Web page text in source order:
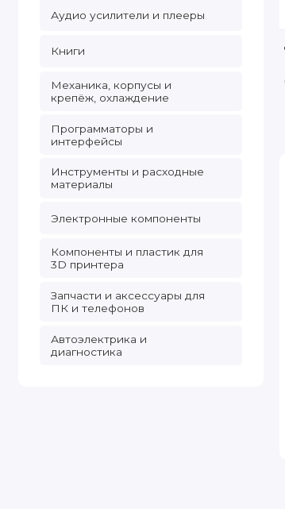
Аудио усилители и плееры
Книги
Механика, корпусы и
крепёж, охлаждение
Программаторы и
интерфейсы
Инструменты и расходные
материалы
Электронные компоненты
Компоненты и пластик для
3D принтера
Запчасти и аксессуары для
ПК и телефонов
Автоэлектрика и
диагностика